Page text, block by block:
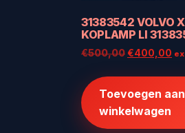
31383542 VOLVO
KOPLAMP LI
€500,00
€500,00.
€400,00
Toevoegen aan
winkelwagen